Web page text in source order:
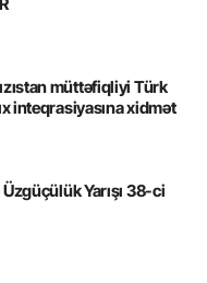
müttəfiqliyi Türk
inteqrasiyasına xidmət
Yarışı 38-ci